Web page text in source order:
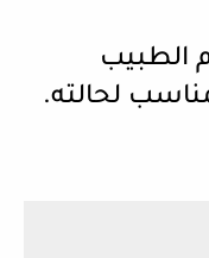
الطبيب
لحالته.